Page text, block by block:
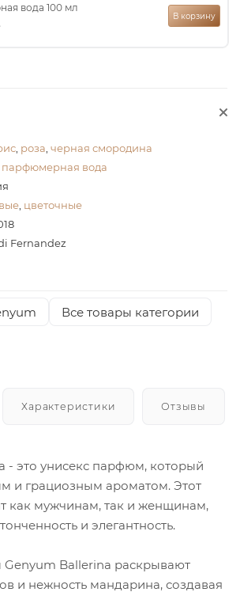
вода 100 мл
В корзину
роза черная смородина
парфюмерная вода
цветочные
Fernandez
Все товары категории
Характеристики Отзывы
- это унисекс парфюм, который
и грациозным ароматом. Этот
как мужчинам, так и женщинам,
и элегантность.
Ballerina раскрывают
и нежность мандарина, создавая